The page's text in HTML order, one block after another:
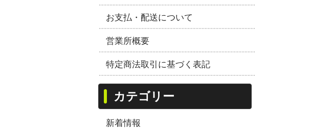
お支払・配送について
営業所概要
特定商法取引に基づく表記
カテゴリー
新着情報